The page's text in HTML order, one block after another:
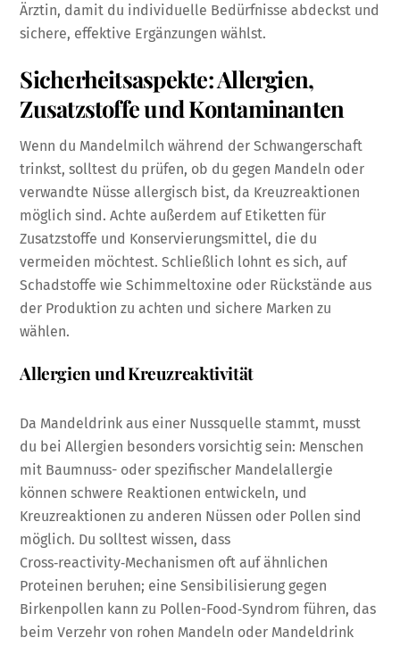
Ärztin, damit du individuelle Bedürfnisse abdeckst und
sichere, effektive Ergänzungen wählst.
Sicherheitsaspekte: Allergien,
Zusatzstoffe und Kontaminanten
Wenn du Mandelmilch während der Schwangerschaft
trinkst, solltest du prüfen, ob du gegen Mandeln oder
verwandte Nüsse allergisch bist, da Kreuzreaktionen
möglich sind. Achte außerdem auf Etiketten für
Zusatzstoffe und Konservierungsmittel, die du
vermeiden möchtest. Schließlich lohnt es sich, auf
Schadstoffe wie Schimmeltoxine oder Rückstände aus
der Produktion zu achten und sichere Marken zu
wählen.
Allergien und Kreuzreaktivität
Da Mandeldrink aus einer Nussquelle stammt, musst
du bei Allergien besonders vorsichtig sein: Menschen
mit Baumnuss- oder spezifischer Mandelallergie
können schwere Reaktionen entwickeln, und
Kreuzreaktionen zu anderen Nüssen oder Pollen sind
möglich. Du solltest wissen, dass
Cross‑reactivity‑Mechanismen oft auf ähnlichen
Proteinen beruhen; eine Sensibilisierung gegen
Birkenpollen kann zu Pollen-Food‑Syndrom führen, das
beim Verzehr von rohen Mandeln oder Mandeldrink